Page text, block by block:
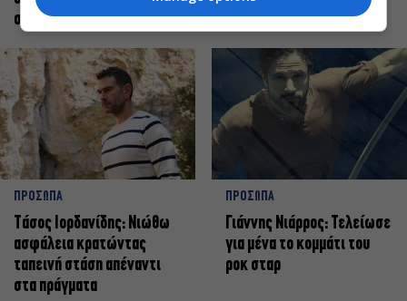
σταρ
ΠΡΟΣΩΠΑ
Tάσος Ιορδανίδης: Νιώθω
ασφάλεια κρατώντας
ταπεινή στάση απέναντι
στα πράγματα
ΠΡΟΣΩΠΑ
Γιάννης Νιάρρος: Τελείωσε
για μένα το κομμάτι του
ροκ σταρ